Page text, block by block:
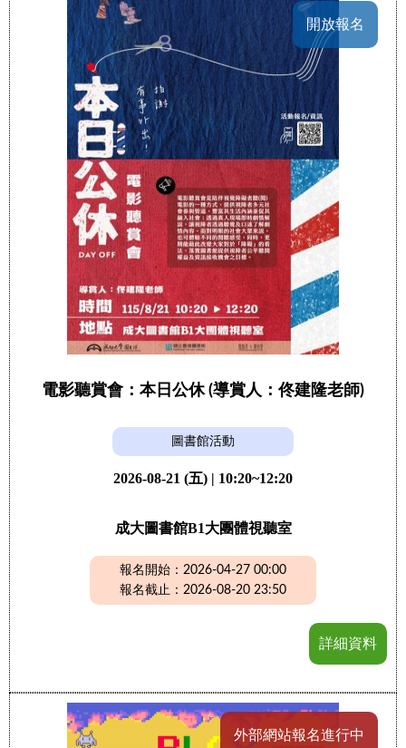
開放報名
電影聽賞會：本日公休 (導賞人：佟建隆老師)
圖書館活動
2026-08-21 (五) | 10:20~12:20
成大圖書館B1大團體視聽室
報名開始：2026-04-27 00:00
報名截止：2026-08-20 23:50
詳細資料
外部網站報名進行中